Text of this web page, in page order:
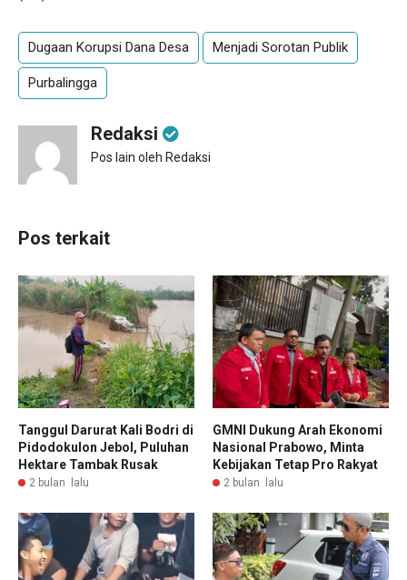
Dugaan Korupsi Dana Desa Menjadi Sorotan Publik
Purbalingga
Redaksi
Pos lain oleh Redaksi
Pos terkait
Tanggul Darurat Kali Bodri di
Pidodokulon Jebol, Puluhan
Hektare Tambak Rusak
2 bulan lalu
GMNI Dukung Arah Ekonomi
Nasional Prabowo, Minta
Kebijakan Tetap Pro Rakyat
2 bulan lalu